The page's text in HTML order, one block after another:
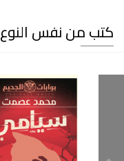
كتب من نفس النوع